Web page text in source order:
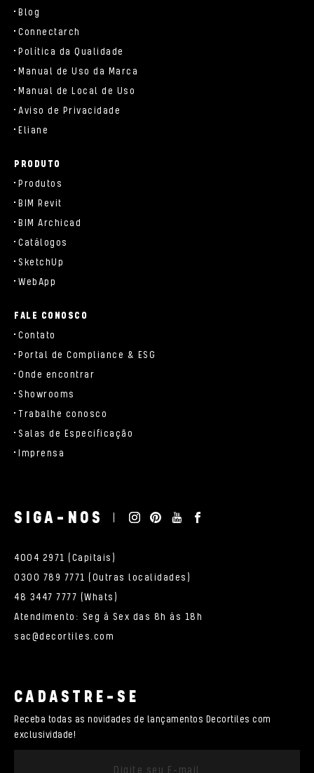
Blog
Connectarch
Política da Qualidade
Manual de Uso da Marca
Manual de Local de Uso
Aviso de Privacidade
Eliane
PRODUTO
Produtos
BIM Revit
BIM Archicad
Catálogos
SketchUp
WebApp
FALE CONOSCO
Contato
Portal de Compliance & ESG
Onde encontrar
Showrooms
Trabalhe conosco
Salas de Especificação
Imprensa
SIGA-NOS
4004 2971 (Capitais)
0300 789 7771 (Outras localidades)
48 3447 7777 (Whats)
Atendimento: Seg à Sex das 8h às 18h
sac@decortiles.com
CADASTRE-SE
Receba todas as novidades de lançamentos Decortiles com
exclusividade!